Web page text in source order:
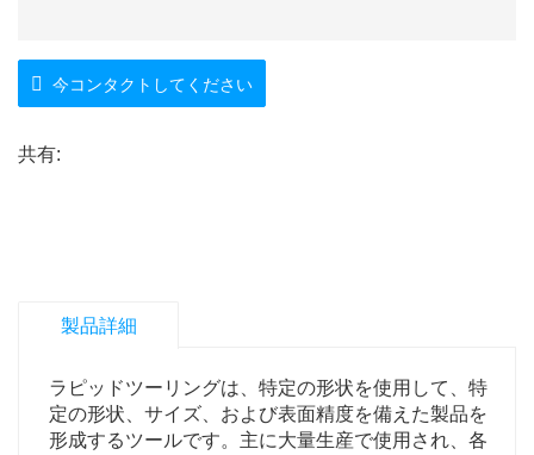
今コンタクトしてください
共有:
製品詳細
ラピッドツーリングは、特定の形状を使用して、特
定の形状、サイズ、および表面精度を備えた製品を
形成するツールです。主に大量生産で使用され、各